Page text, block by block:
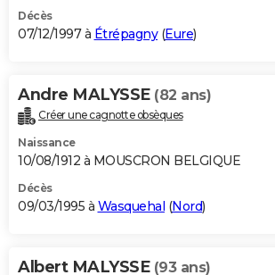
Décès
07/12/1997 à Étrépagny(Eure)
Andre MALYSSE (82 ans)
Créer une cagnotte obsèques
Naissance
10/08/1912 à MOUSCRON BELGIQUE
Décès
09/03/1995 à Wasquehal (Nord)
Albert MALYSSE (93 ans)